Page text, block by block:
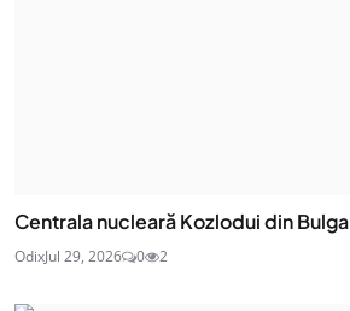
Centrala nucleară Kozlodui din
OdixJul 29, 2026 0 2